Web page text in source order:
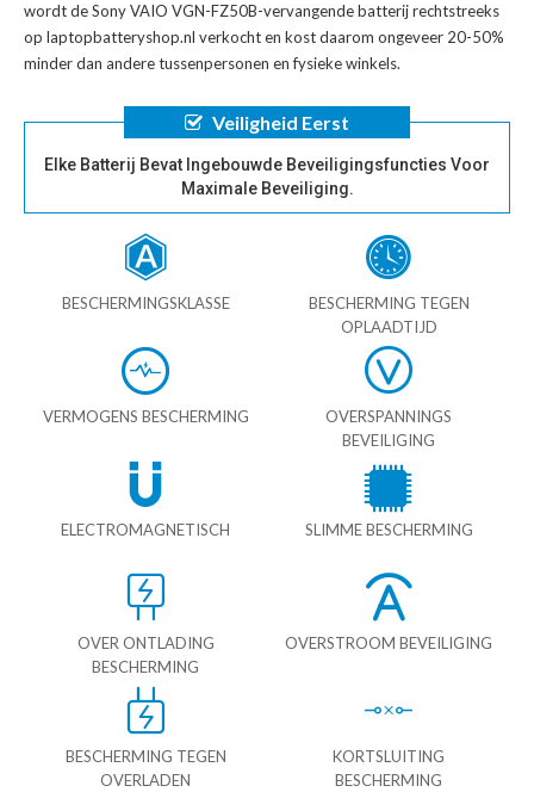
wordt deSony VAIO VGN-FZ50B-vervangende batterijrechtstreeks
op laptopbatteryshop.nl verkocht en kost daarom ongeveer 20-50%
minder dan andere tussenpersonen en fysieke winkels.
Veiligheid Eerst
Elke Batterij Bevat Ingebouwde Beveiligingsfuncties Voor
Maximale Beveiliging.
BESCHERMINGSKLASSE
BESCHERMING TEGEN
OPLAADTIJD
VERMOGENS BESCHERMING
OVERSPANNINGS
BEVEILIGING
ELECTROMAGNETISCH SLIMME BESCHERMING
OVER ONTLADING
BESCHERMING
OVERSTROOM BEVEILIGING
BESCHERMING TEGEN
OVERLADEN
KORTSLUITING
BESCHERMING